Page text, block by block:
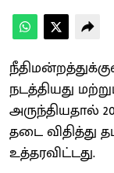
நடத்தியது
அருந்தியதால்
தடை விதித்து
உத்தரவிட்டது.